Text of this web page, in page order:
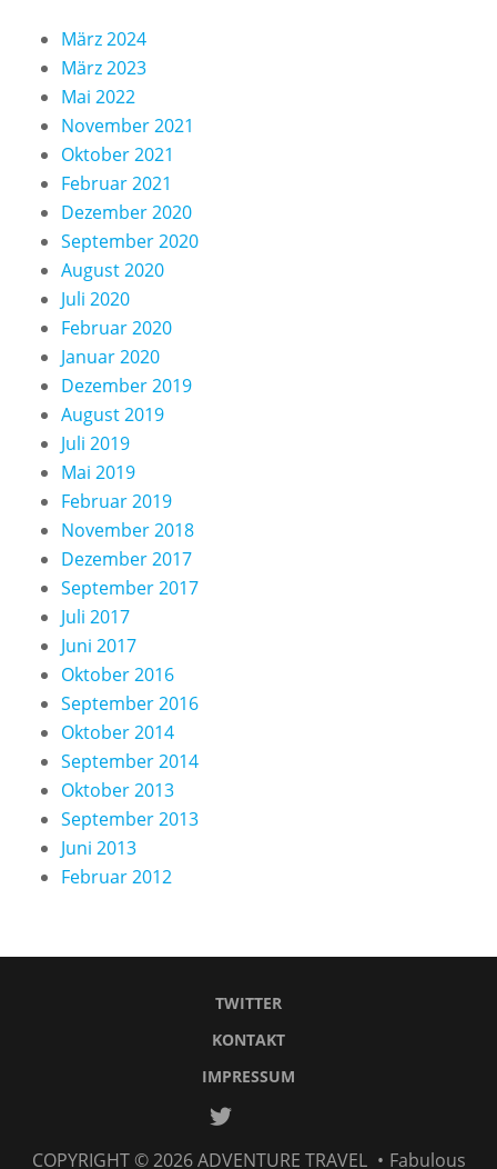
März 2024
März 2023
Mai 2022
November 2021
Oktober 2021
Februar 2021
Dezember 2020
September 2020
August 2020
Juli 2020
Februar 2020
Januar 2020
Dezember 2019
August 2019
Juli 2019
Mai 2019
Februar 2019
November 2018
Dezember 2017
September 2017
Juli 2017
Juni 2017
Oktober 2016
September 2016
Oktober 2014
September 2014
Oktober 2013
September 2013
Juni 2013
Februar 2012
TWITTER
KONTAKT
IMPRESSUM
Twitter
COPYRIGHT © 2026ADVENTURE TRAVEL • Fabulous